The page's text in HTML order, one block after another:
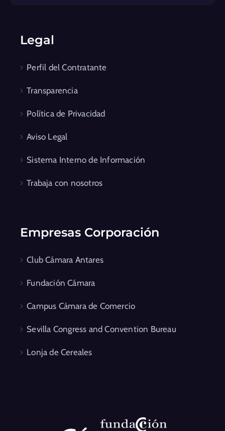
Legal
Perfil del Contratante
Transparencia
Política de Privacidad
Aviso Legal
Sistema Interno de Información
Trabaja con nosotros
Empresas Corporación
Club Cámara Antares
Fundación Cámara
Campus Cámara de Comercio
Sevilla Congress and Convention Bureau
Lonja de Cereales